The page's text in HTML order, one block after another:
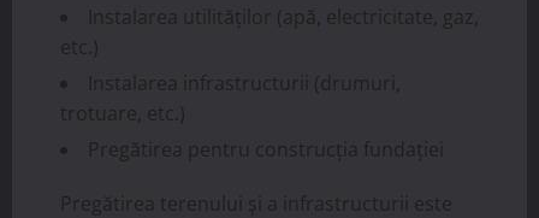
Instalarea utilităților (apă, electricitate, gaz,
etc.)
Instalarea infrastructurii (drumuri,
trotuare, etc.)
Pregătirea pentru construcția fundației
Pregătirea terenului și a infrastructurii este